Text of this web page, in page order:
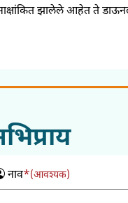
झालेले आहेत ते
नाव*(आवश्यक)